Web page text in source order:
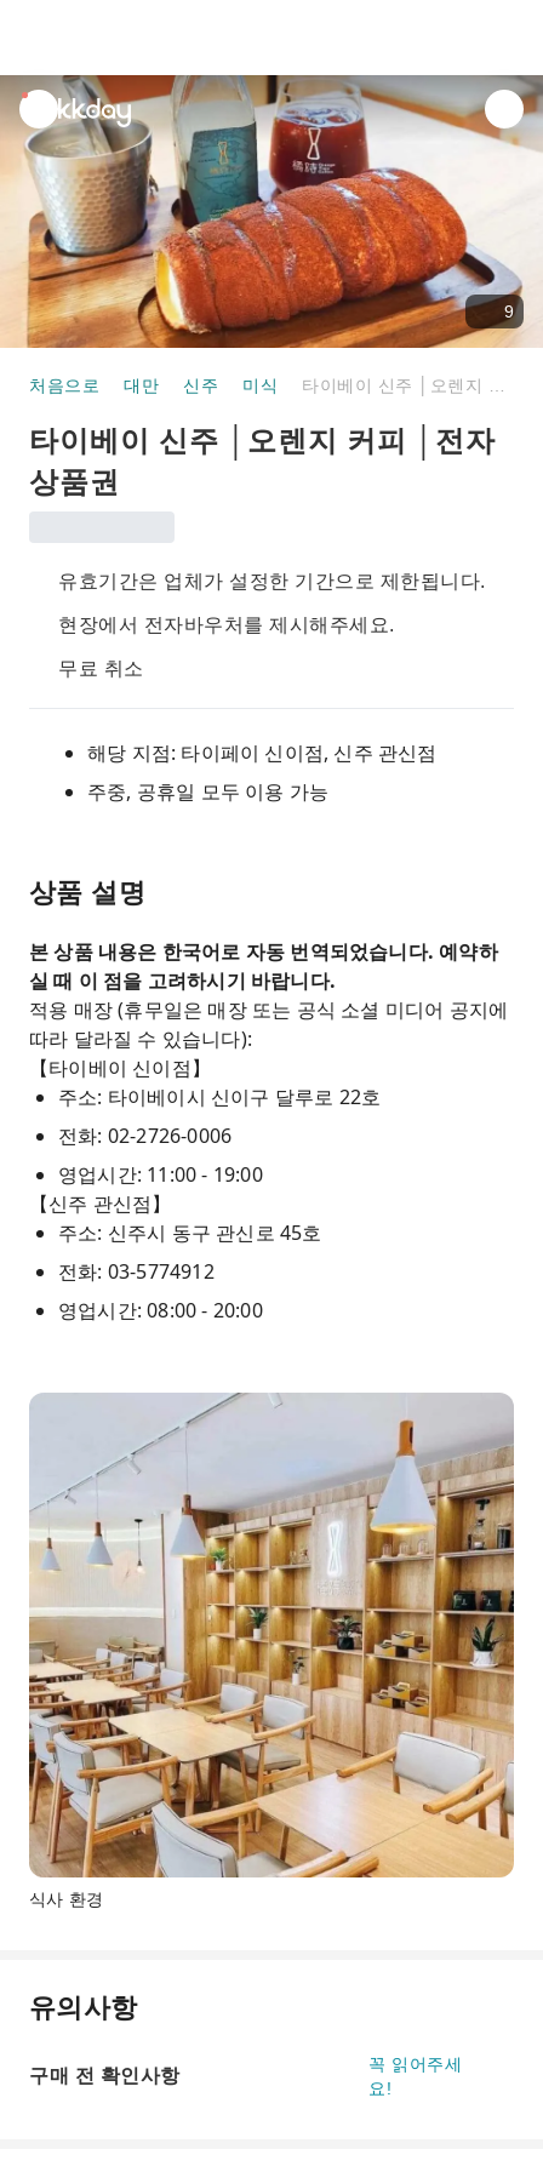
unread
notifications
9
처음으로 대만 신주 미식
타이베이 신주 │오렌지 커피 │전자
상품권
유효기간은 업체가 설정한 기간으로 제한됩니다.
현장에서 전자바우처를 제시해주세요.
무료 취소
해당 지점: 타이페이 신이점, 신주 관신점
주중, 공휴일 모두 이용 가능
상품 설명
본 상품 내용은 한국어로 자동 번역되었습니다. 예약하
실 때 이 점을 고려하시기 바랍니다.
적용 매장 (휴무일은 매장 또는 공식 소셜 미디어 공지에
따라 달라질 수 있습니다):
【타이베이 신이점】
주소: 타이베이시 신이구 달루로 22호
전화: 02-2726-0006
영업시간: 11:00 - 19:00
【신주 관신점】
주소: 신주시 동구 관신로 45호
전화: 03-5774912
영업시간: 08:00 - 20:00
식사 환경
유의사항
구매 전 확인사항
꼭 읽어주세
요!